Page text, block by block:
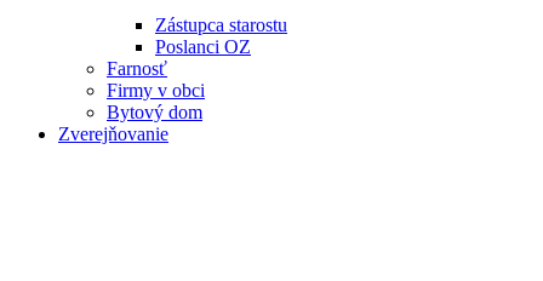
Zástupca starostu
Poslanci OZ
Farnosť
Firmy v obci
Bytový dom
Zverejňovanie